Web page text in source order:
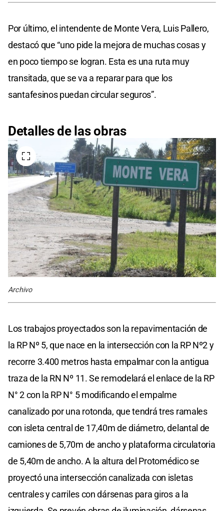
Por último, el intendente de Monte Vera, Luis Pallero,
destacó que “uno pide la mejora de muchas cosas y
en poco tiempo se logran. Esta es una ruta muy
transitada, que se va a reparar para que los
santafesinos puedan circular seguros”.
Detalles de las obras
Archivo
Los trabajos proyectados son la repavimentación de
la RP Nº 5, que nace en la intersección con la RP Nº2 y
recorre 3.400 metros hasta empalmar con la antigua
traza de la RN Nº 11. Se remodelará el enlace de la RP
N° 2 con la RP N° 5 modificando el empalme
canalizado por una rotonda, que tendrá tres ramales
con isleta central de 17,40m de diámetro, delantal de
camiones de 5,70m de ancho y plataforma circulatoria
de 5,40m de ancho. A la altura del Protomédico se
proyectó una intersección canalizada con isletas
centrales y carriles con dársenas para giros a la